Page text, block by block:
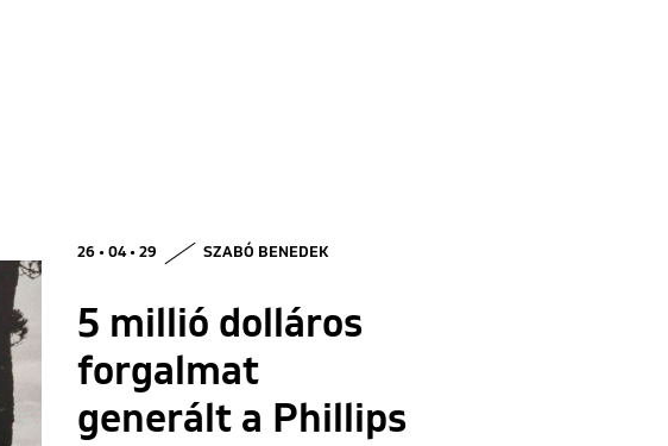
26 • 04 • 29 SZABÓ BENEDEK
5 millió dolláros
forgalmat
generált a Phillips